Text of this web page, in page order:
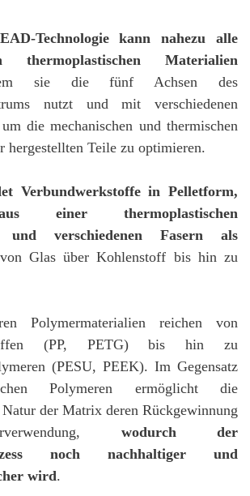
Technologie kann nahezu alle
thermoplastischen Materialien
sie die fünf Achsen des
nutzt und mit verschiedenen
die mechanischen und thermischen
hergestellten Teile zu optimieren.
Verbundwerkstoffe in Pelletform,
einer thermoplastischen
und verschiedenen Fasern als
Glas über Kohlenstoff bis hin zu
Polymermaterialien reichen von
(PP, PETG) bis hin zu
(PESU, PEEK). Im Gegensatz
Polymeren ermöglicht die
der Matrix deren Rückgewinnung
wodurch der
noch nachhaltiger und
wird.